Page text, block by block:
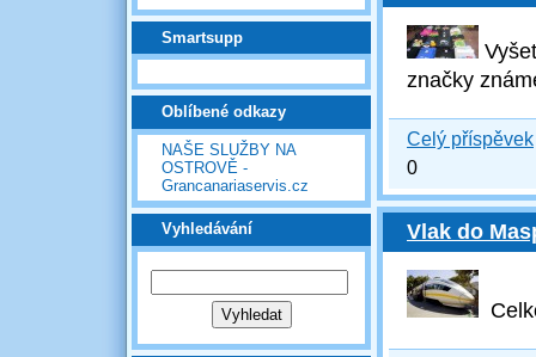
Smartsupp
Oblíbené odkazy
NAŠE SLUŽBY NA
OSTROVĚ -
Grancanariaservis.cz
Vyhledávání
značky
Celý příspěvek
0
Vlak do